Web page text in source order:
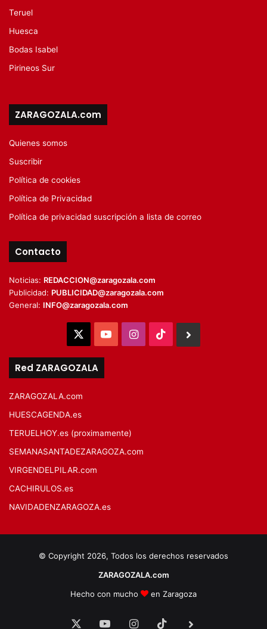
Teruel
Huesca
Bodas Isabel
Pirineos Sur
ZARAGOZALA.com
Quienes somos
Suscribir
Política de cookies
Política de Privacidad
Política de privacidad suscripción a lista de correo
Contacto
Noticias: REDACCION@zaragozala.com
Publicidad: PUBLICIDAD@zaragozala.com
General: INFO@zaragozala.com
YouTubeInstagram
TikTok
Red ZARAGOZALA
ZARAGOZALA.com
HUESCAGENDA.es
TERUELHOY.es (proximamente)
SEMANASANTADEZARAGOZA.com
VIRGENDELPILAR.com
CACHIRULOS.es
NAVIDADENZARAGOZA.es
© Copyright 2026, Todos los derechos reservados
ZARAGOZALA.com
Hecho con mucho
en Zaragoza
YouTubeInstagram
TikTok